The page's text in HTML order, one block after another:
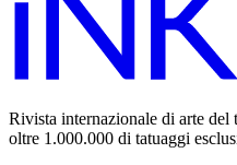
Rivista internazionale di arte
oltre 1.000.000 di tatuaggi